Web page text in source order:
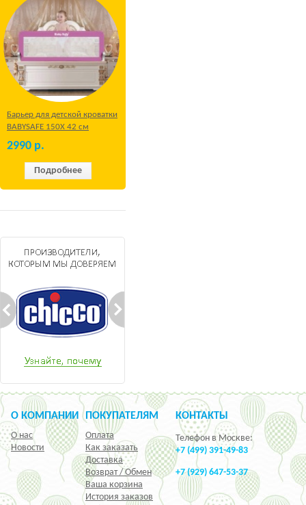
Барьер для детской кроватки
BABYSAFE 150Х 42 см
Бежевый
2990 р.
Подробнее
О КОМПАНИИ
О нас
Новости
ПОКУПАТЕЛЯМ
Оплата
Как заказать
Доставка
Возврат / Обмен
Ваша корзина
История заказов
КОНТАКТЫ
Телефон в Москве:
+7 (499) 391-49-83
+7 (929) 647-53-37